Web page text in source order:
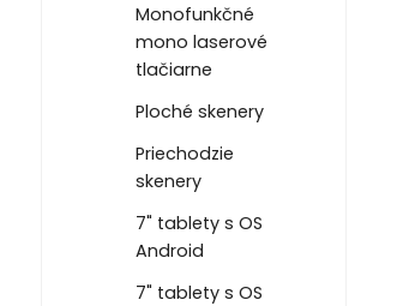
Monofunkčné
mono laserové
tlačiarne
Ploché skenery
Priechodzie
skenery
7" tablety s OS
Android
7" tablety s OS